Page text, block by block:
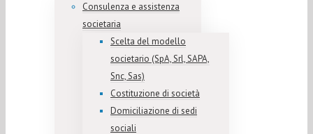
Consulenza e assistenza
societaria
Scelta del modello
societario (SpA, Srl, SAPA,
Snc, Sas)
Costituzione di società
Domiciliazione di sedi
sociali